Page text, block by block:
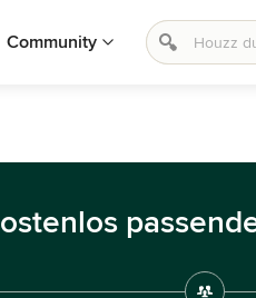
Community